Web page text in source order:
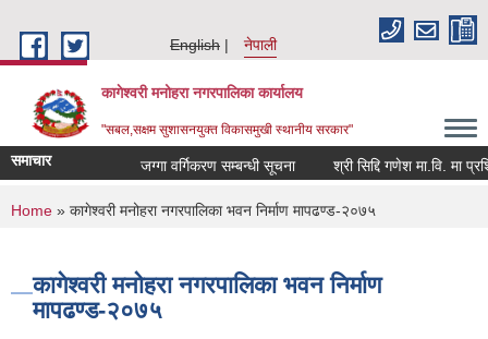
English
नेपाली
कागेश्वरी मनोहरा नगरपालिका कार्यालय
"सबल,सक्षम सुशासनयुक्त विकासमुखी स्थानीय सरकार"
समाचार जग्गा वर्गिकरण सम्बन्धी सूचना श्री सिद्दि गणेश मा.वि. मा
You are here
Home » कागेश्वरी मनोहरा नगरपालिका भवन निर्माण मापढण्ड-२०७५
कागेश्वरी मनोहरा नगरपालिका भवन निर्माण
मापढण्ड-२०७५